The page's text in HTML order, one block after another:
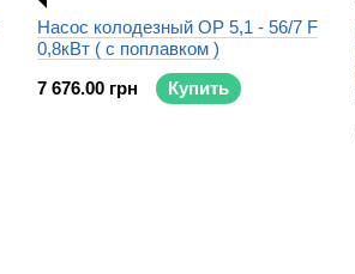
Насос колодезный OP 5,1 - 56/7 F
0,8кВт ( с поплавком )
7 676.00 грн
Купить